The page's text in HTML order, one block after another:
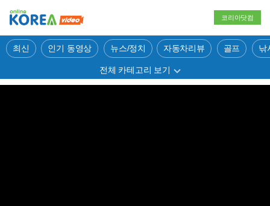
코리아닷컴
최신 인기 동영상 뉴스/정치 자동차리뷰 골프 낚
전체 카테고리 보기